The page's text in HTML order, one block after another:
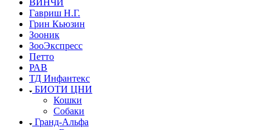
ВИНЧИ
Гавриш Н.Г.
Грин Кьюзин
Зооник
ЗооЭкспресс
Петто
РАВ
ТД Инфантекс
БИОТИ ЦНИ
Кошки
Собаки
Гранд-Альфа